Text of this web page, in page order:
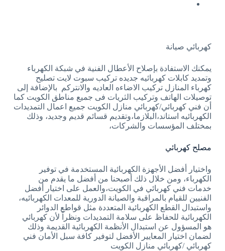
كهربائي صيانة
يمكنك الاستفادة بإصلاح الأعطال الفنية في شبكة الكهرباء
وتمديد كابلات كهربائيه جديده تركيب سبوت لايت تصليح
كهرباء المنازل تركيب الاضاءه العاديه والانتركم بالإضافة إلى
توصيلات الهاتف وتركيب الثريات فى جميع مناطق الكويت كما
أن فني كهربائي/كهربائي منازل الكويت جميع اعمال التمديدات
الكهربائيه استاند،البلازما،وتقديم قسائم قديم وجديد، وذلك
بمختلف المؤسسات والشركات،
مصلح كهربائي
واختيار أفضل الأجهزة الكهربائية المستخدمة في توفير
الكهرباء، ومن خلال ذلك أصبحنا من أفضل ما يقدم من
خدمات فني كهربائي في الكويت،والعمل على اختيار أفضل
الفنيين للقيام بالمراقبة والصيانة الدورية للمعدات الكهربائيه،
واستبدال القطع الكهربائية المتعددة مثل قواطع الدوائر
الكهربائية للحفاظ على سلامة التمديدات ونظراً لأن كهربائي
هو المسؤول عن استبدال الأنظمة الكهربائية القديمة وذلك
لضمان اختيار المعايير الأفضل لتوفير كافة سبل الأمان فني
كهربائي /كهربائي منازل الكويت